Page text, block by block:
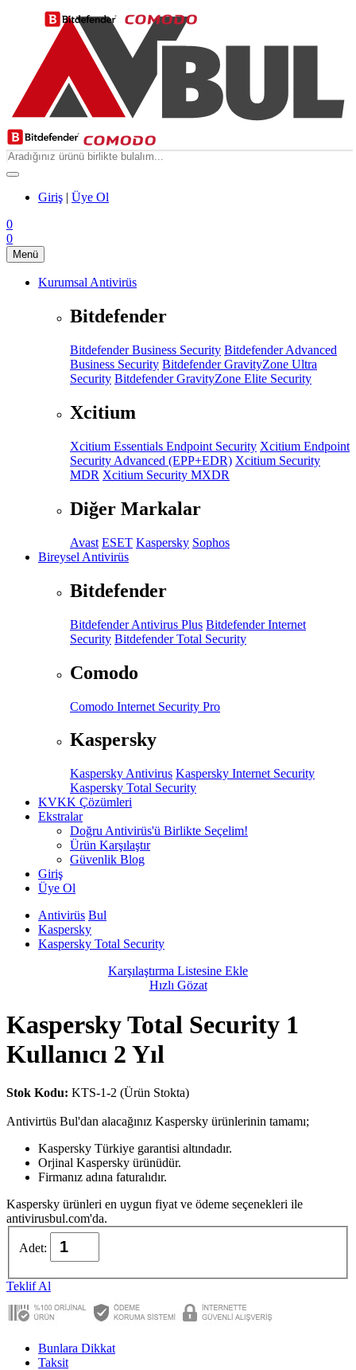
Giriş
Üye Ol
0
0
Menü
Kurumsal Antivirüs
Bitdefender
Bitdefender Business Security Bitdefender Advanced
Business Security Bitdefender GravityZone Ultra
Security Bitdefender GravityZone Elite Security
Xcitium
Xcitium Essentials Endpoint Security Xcitium Endpoint
Security Advanced (EPP+EDR) Xcitium Security
MDR Xcitium Security MXDR
Diğer Markalar
Avast ESET Kaspersky Sophos
Bireysel Antivirüs
Bitdefender
Bitdefender Antivirus Plus Bitdefender Internet
Security Bitdefender Total Security
Comodo
Comodo Internet Security Pro
Kaspersky
Kaspersky Antivirus Kaspersky Internet Security
Kaspersky Total Security
KVKK Çözümleri
Ekstralar
Doğru Antivirüs'ü Birlikte Seçelim!
Ürün Karşılaştır
Güvenlik Blog
Giriş
Üye Ol
Antivirüs Bul
Kaspersky
Kaspersky Total Security
Karşılaştırma Listesine Ekle
Hızlı Gözat
Kaspersky Total Security 1
Kullanıcı 2 Yıl
Stok Kodu: KTS-1-2 (Ürün Stokta)
Antivirtüs Bul'dan alacağınız Kaspersky ürünlerinin tamamı;
Kaspersky Türkiye garantisi altındadır.
Orjinal Kaspersky ürünüdür.
Firmanız adına faturalıdır.
Kaspersky ürünleri en uygun fiyat ve ödeme seçenekleri ile
antivirusbul.com'da.
Adet:
Teklif Al
Bunlara Dikkat
Taksit